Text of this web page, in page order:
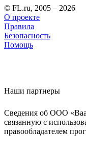
© FL.ru, 2005 – 2026
О проекте
Правила
Безопасность
Помощь
Наши партнеры
Сведения об ООО
связанную с
правообладателем